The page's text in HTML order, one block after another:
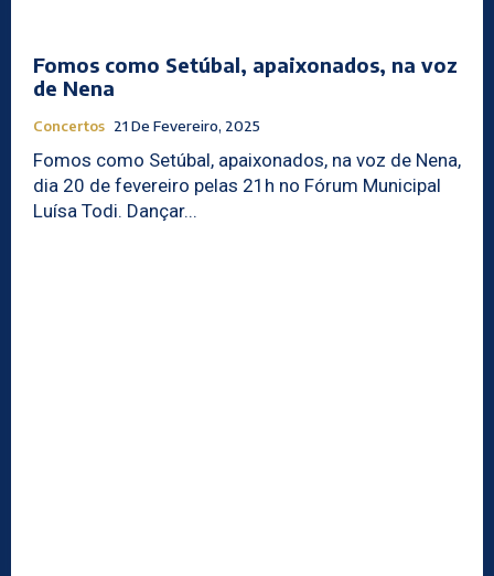
Fomos como Setúbal, apaixonados, na voz
de Nena
Concertos 21 De Fevereiro, 2025
Fomos como Setúbal, apaixonados, na voz de Nena,
dia 20 de fevereiro pelas 21h no Fórum Municipal
Luísa Todi. Dançar...